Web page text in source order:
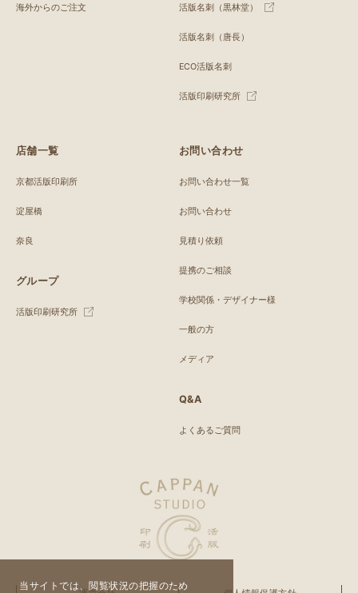
当サイトでは、閲覧状況の把握のため
海外からのご注文 活版名刺（黒林堂）
活版名刺（唐長）
ECO活版名刺
活版印刷研究所
店舗一覧
京都活版印刷所
淀屋橋
奈良
グループ
活版印刷研究所
お問い合わせ
お問い合わせ一覧
お問い合わせ
見積り依頼
提携のご相談
学校関係・デザイナー様
一般の方
メディア
Q&A
よくあるご質問